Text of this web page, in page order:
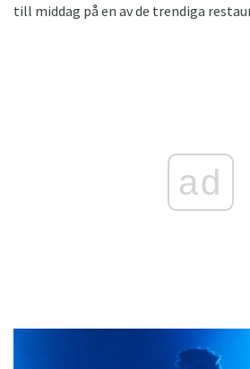
till middag på en av de trendiga
ad